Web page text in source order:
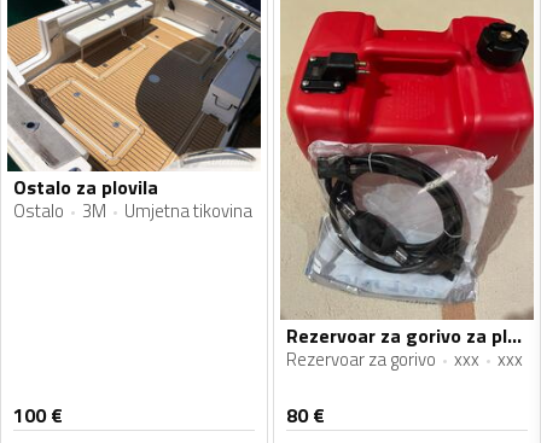
Ostalo za plovila
Ostalo 3M Umjetna tikovina
100€
Rezervoar za gorivo za plovila
Rezervoar za gorivo xxx xxx
80€